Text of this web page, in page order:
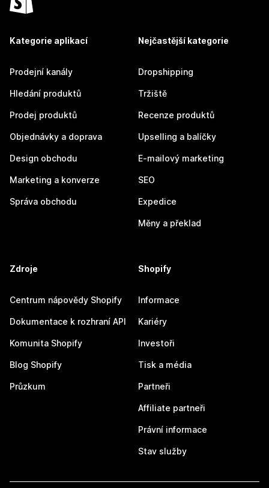
Kategorie aplikací
Prodejní kanály
Hledání produktů
Prodej produktů
Objednávky a doprava
Design obchodu
Marketing a konverze
Správa obchodu
Nejčastější kategorie
Dropshipping
Tržiště
Recenze produktů
Upselling a balíčky
E-mailový marketing
SEO
Expedice
Měny a překlad
Zdroje
Centrum nápovědy Shopify
Dokumentace k rozhraní API
Komunita Shopify
Blog Shopify
Průzkum
Shopify
Informace
Kariéry
Investoři
Tisk a média
Partneři
Affiliate partneři
Právní informace
Stav služby